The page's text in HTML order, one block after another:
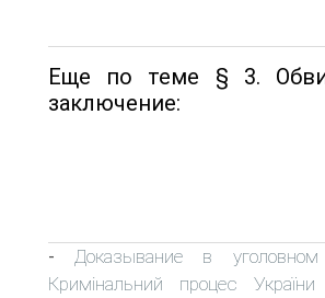
Еще по теме § 3.
заключение:
- Доказывание в
Кримінальний процес України